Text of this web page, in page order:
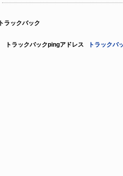
トラックバック
トラックバックpingアドレス トラックバ